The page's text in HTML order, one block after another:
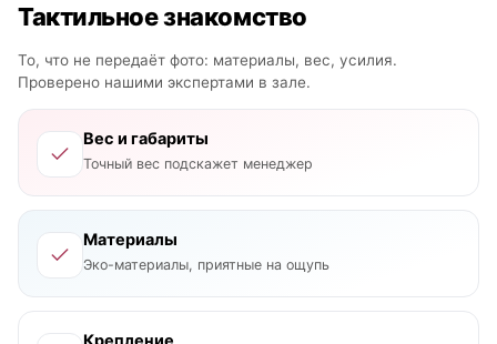
Тактильное знакомство
То, что не передаёт фото: материалы, вес, усилия.
Проверено нашими экспертами в зале.
Вес и габариты
Точный вес подскажет менеджер
Материалы
Эко-материалы, приятные на ощупь